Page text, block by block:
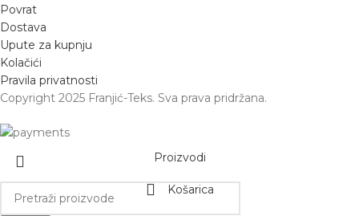
Povrat
Dostava
Upute za kupnju
Kolačići
Pravila privatnosti
Copyright 2025 Franjić-Teks. Sva prava pridržana.
Proizvodi
Košarica